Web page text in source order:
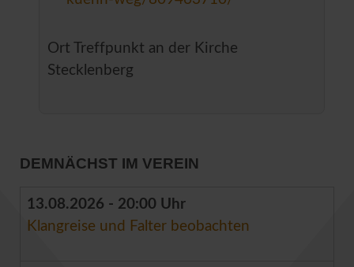
Ort
Treffpunkt an der Kirche
Stecklenberg
DEMNÄCHST IM VEREIN
13.08.2026 - 20:00 Uhr
Klangreise und Falter beobachten